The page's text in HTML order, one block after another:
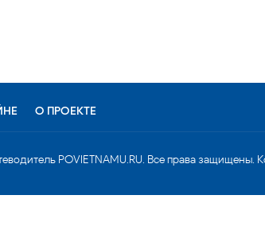
О ПРОЕКТЕ
POVIETNAMU.RU. Все права